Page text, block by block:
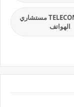
TELECONSEILLES مستشاري
الهواتف